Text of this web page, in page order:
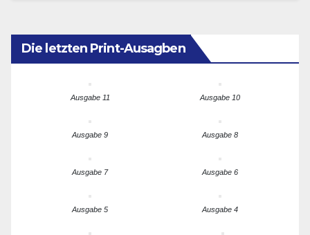
Die letzten Print-Ausagben
Ausgabe 11 Ausgabe 10
Ausgabe 9 Ausgabe 8
Ausgabe 7 Ausgabe 6
Ausgabe 5 Ausgabe 4